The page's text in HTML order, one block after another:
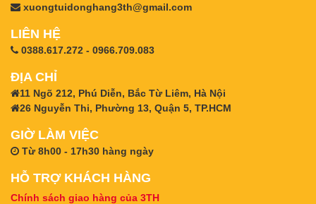
xuongtuidonghang3th@gmail.com
LIÊN HỆ
0388.617.272 - 0966.709.083
ĐỊA CHỈ
11 Ngõ 212, Phú Diễn, Bắc Từ Liêm, Hà Nội
26 Nguyễn Thi, Phường 13, Quận 5, TP.HCM
GIỜ LÀM VIỆC
Từ 8h00 - 17h30 hàng ngày
HỖ TRỢ KHÁCH HÀNG
Chính sách giao hàng của 3TH